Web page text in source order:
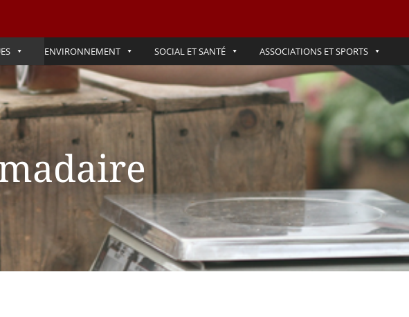
ENVIRONNEMENT SOCIAL ET SANTÉ ASSOCIATIONS ET SPORTS